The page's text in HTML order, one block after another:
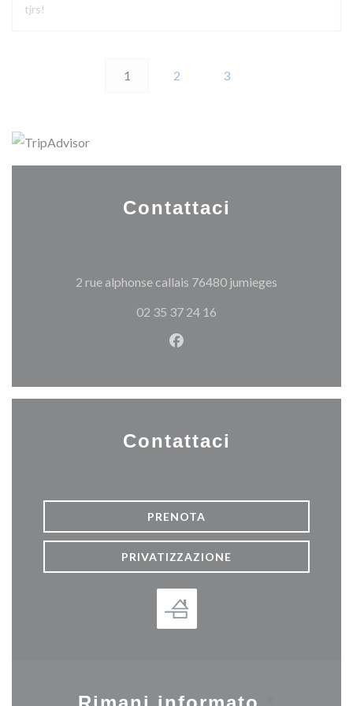
tjrs!
1 2 3
Contattaci
2 rue alphonse callais 76480 jumieges
02 35 37 24 16
Facebook ((apre una nuova
Contattaci
PRENOTA
PRIVATIZZAZIONE